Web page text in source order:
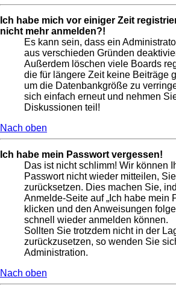
Ich habe mich vor einiger Zeit
nicht mehr anmelden?!
Es kann sein, dass ein
aus verschieden Gründen
Außerdem löschen viele Boards
die für längere Zeit keine Beiträge
um die Datenbankgröße zu
sich einfach erneut und nehmen
Diskussionen teil!
Nach oben
Ich habe mein Passwort vergessen!
Das ist nicht schlimm! Wir können
Passwort nicht wieder mitteilen,
zurücksetzen. Dies machen Sie,
Anmelde-Seite auf „Ich habe mein
klicken und den Anweisungen
schnell wieder anmelden können.
Sollten Sie trotzdem nicht in der
zurückzusetzen, so wenden Sie
Administration.
Nach oben